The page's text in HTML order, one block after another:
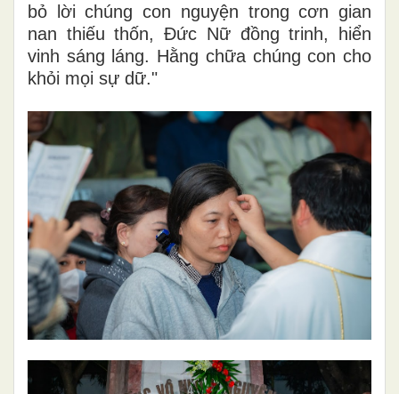
bỏ lời chúng con nguyện trong cơn gian
nan thiếu thốn, Đức Nữ đồng trinh, hiển
vinh sáng láng. Hằng chữa chúng con cho
khỏi mọi sự dữ."